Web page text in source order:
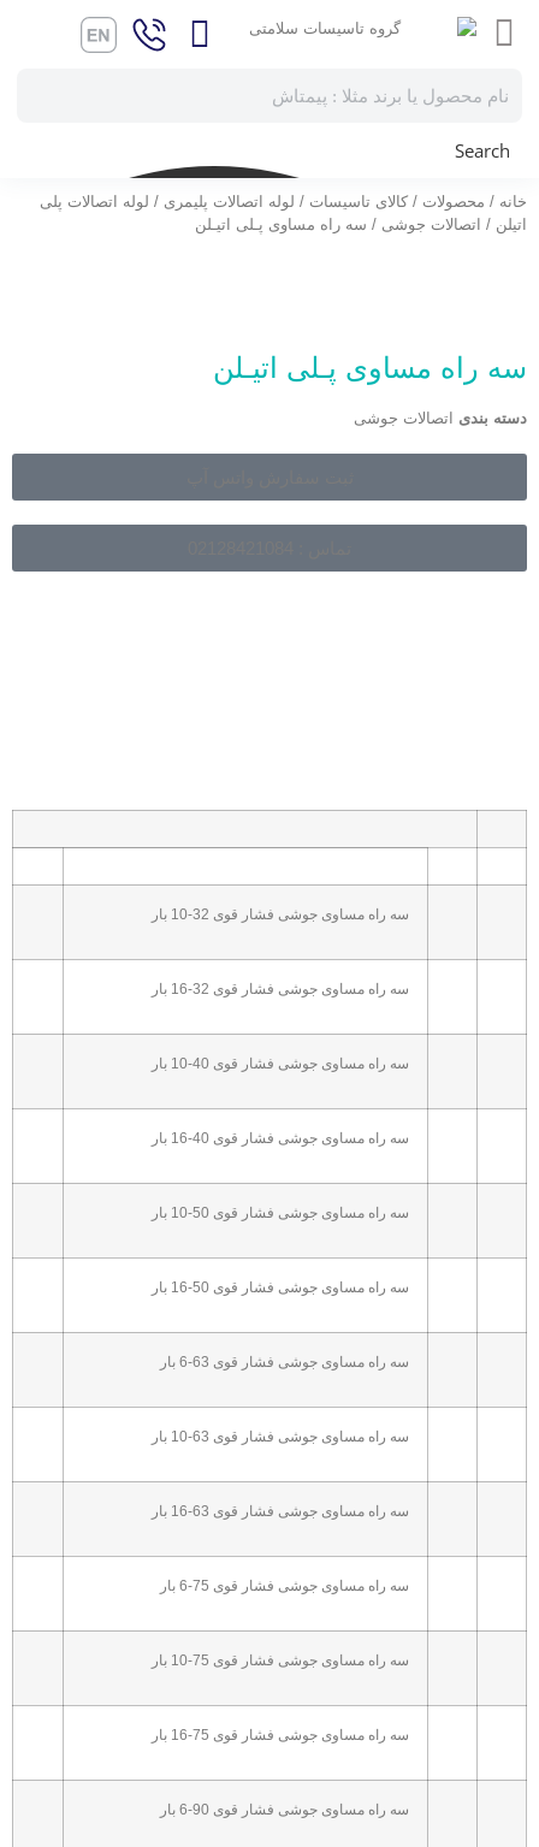
Search
خانه / محصولات / کالای تاسیسات / لوله اتصالات پلیمری / لوله اتصالات پلی
اتیلن / اتصالات جوشی / سه راه مساوی پـلی اتیـلن
سه راه مساوی پـلی اتیـلن
دسته بندی اتصالات جوشی
سه راه مساوی جوشی فشار قوی 32-10 بار
سه راه مساوی جوشی فشار قوی 32-16 بار
سه راه مساوی جوشی فشار قوی 40-10 بار
سه راه مساوی جوشی فشار قوی 40-16 بار
سه راه مساوی جوشی فشار قوی 50-10 بار
سه راه مساوی جوشی فشار قوی 50-16 بار
سه راه مساوی جوشی فشار قوی 63-6 بار
سه راه مساوی جوشی فشار قوی 63-10 بار
سه راه مساوی جوشی فشار قوی 63-16 بار
سه راه مساوی جوشی فشار قوی 75-6 بار
سه راه مساوی جوشی فشار قوی 75-10 بار
سه راه مساوی جوشی فشار قوی 75-16 بار
سه راه مساوی جوشی فشار قوی 90-6 بار